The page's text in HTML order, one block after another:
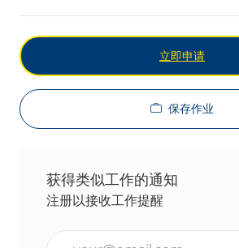
立即申请
保存作业
获得类似工作的通知
注册以接收工作提醒